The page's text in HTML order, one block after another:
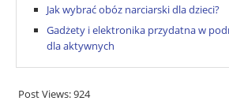
Jak wybrać obóz narciarski dla dzieci?
Gadżety i elektronika przydatna w
dla aktywnych
Post Views:924